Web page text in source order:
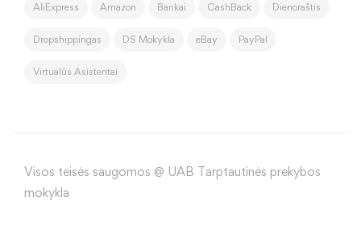
AliExpress Amazon Bankai CashBack Dienoraštis
Dropshippingas DS Mokykla eBay PayPal
Virtualūs Asistentai
Visos teisės saugomos @ UAB Tarptautinės prekybos
mokykla